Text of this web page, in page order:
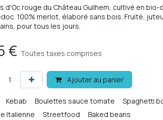
d'Oc rouge du Château Guilhem, cultivé en bio-
100% merlot, élaboré sans bois. Fruité,
pour tous les jours.
€ Toutes taxes comprises
Ajouter au panier
Kebab Boulettes sauce tomate
Spaghetti
Italienne
Streetfood Baked beans